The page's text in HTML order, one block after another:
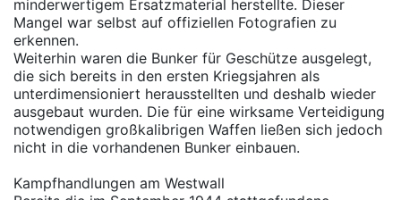
minderwertigem Ersatzmaterial herstellte. Dieser
Mangel war selbst auf offiziellen Fotografien zu
erkennen.
Weiterhin waren die Bunker für Geschütze ausgelegt,
die sich bereits in den ersten Kriegsjahren als
unterdimensioniert herausstellten und deshalb wieder
ausgebaut wurden. Die für eine wirksame Verteidigung
notwendigen großkalibrigen Waffen ließen sich jedoch
nicht in die vorhandenen Bunker einbauen.
Kampfhandlungen am Westwall